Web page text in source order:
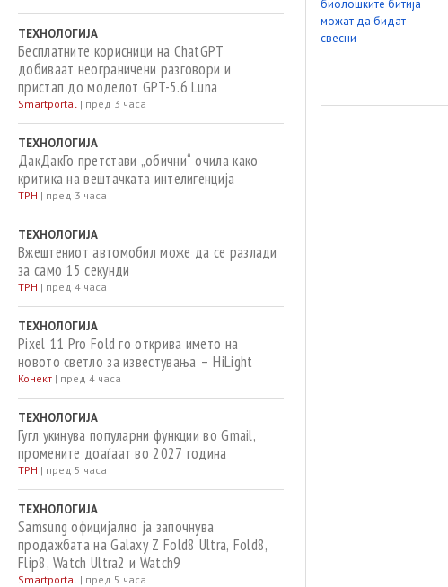
ТЕХНОЛОГИЈА
Бесплатните корисници на ChatGPT
добиваат неограничени разговори и
пристап до моделот GPT-5.6 Luna
Smartportal | пред 3 часа
ТЕХНОЛОГИЈА
ДакДакГо претстави „обични“ очила како
критика на вештачката интелигенција
ТРН | пред 3 часа
ТЕХНОЛОГИЈА
Вжештениот автомобил може да се разлади
за само 15 секунди
ТРН | пред 4 часа
ТЕХНОЛОГИЈА
Pixel 11 Pro Fold го открива името на
новото светло за известувања – HiLight
Конект | пред 4 часа
ТЕХНОЛОГИЈА
Гугл укинува популарни функции во Gmail,
промените доаѓаат во 2027 година
ТРН | пред 5 часа
ТЕХНОЛОГИЈА
Samsung официјално ја започнува
продажбата на Galaxy Z Fold8 Ultra, Fold8,
Flip8, Watch Ultra2 и Watch9
Smartportal | пред 5 часа